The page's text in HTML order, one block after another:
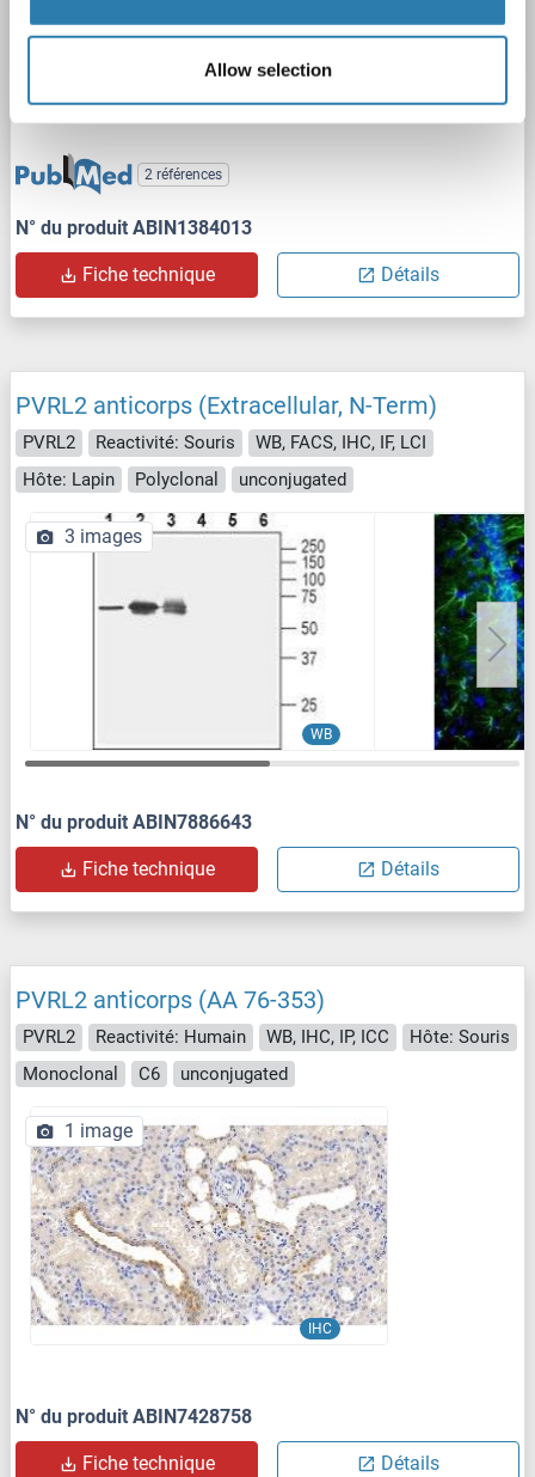
Allow selection
FACS
2 références
N° du produit ABIN1384013
Fiche technique Détails
PVRL2 anticorps (Extracellular, N-Term)
PVRL2 Reactivité: Souris
WB, FACS, IHC, IF, LCI
Hôte: Lapin
Polyclonal unconjugated
WB
3 images
N° du produit ABIN7886643
Fiche technique Détails
PVRL2 anticorps (AA 76-353)
PVRL2 Reactivité: Humain WB, IHC, IP, ICC
Hôte: Souris
Monoclonal
C6 unconjugated
IHC
1 image
N° du produit ABIN7428758
Fiche technique Détails